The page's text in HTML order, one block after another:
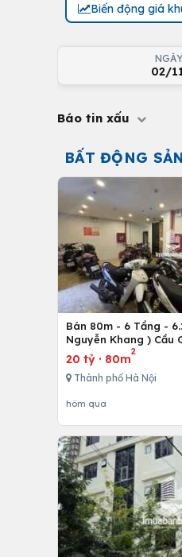
Biến động giá
02/
Báo tin xấu
BẤT ĐỘNG
Bán 80m - 6 Tầng -
Nguyễn Khang ) Cầu
20 tỷ · 80m
2
Thành phố Hà Nội
hôm qua